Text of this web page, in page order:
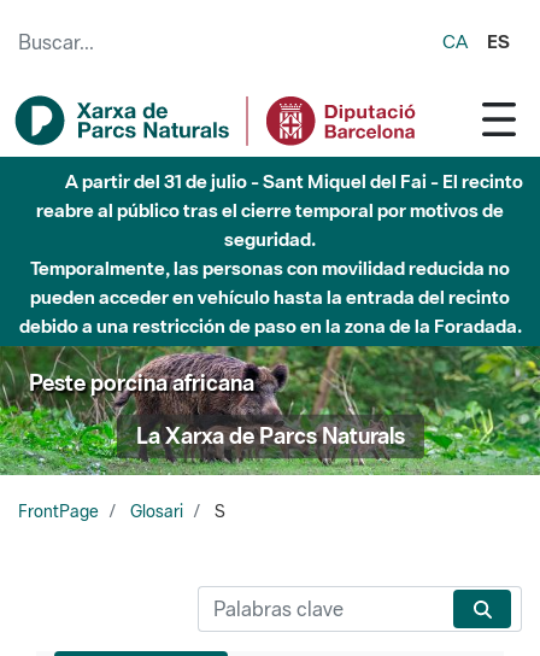
CA ES
A partir del 31 de julio - Sant Miquel del Fai - El recinto
reabre al público tras el cierre temporal por motivos de
seguridad.
Temporalmente, las personas con movilidad reducida no
pueden acceder en vehículo hasta la entrada del recinto
debido a una restricción de paso en la zona de la Foradada.
Peste porcina africana
La Xarxa de Parcs Naturals
FrontPage Glosari S